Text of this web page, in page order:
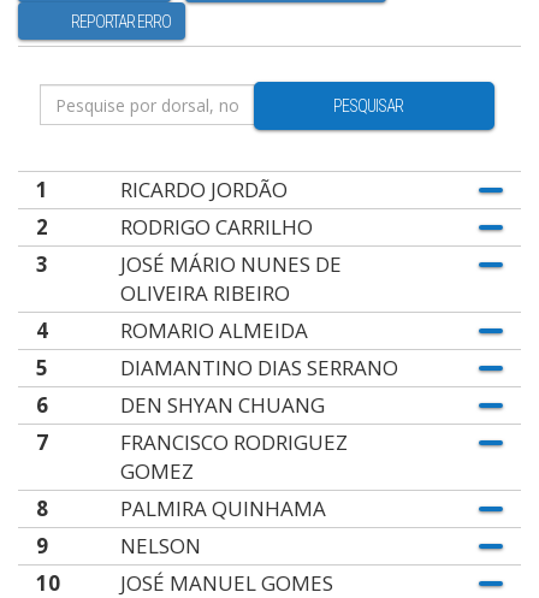
REPORTAR ERRO
PESQUISAR
1
RICARDO JORDÃO
2
RODRIGO CARRILHO
3
JOSÉ MÁRIO NUNES DE
OLIVEIRA RIBEIRO
4
ROMARIO ALMEIDA
5
DIAMANTINO DIAS SERRANO
6
DEN SHYAN CHUANG
7
FRANCISCO RODRIGUEZ
GOMEZ
8
PALMIRA QUINHAMA
9
NELSON
10
JOSÉ MANUEL GOMES